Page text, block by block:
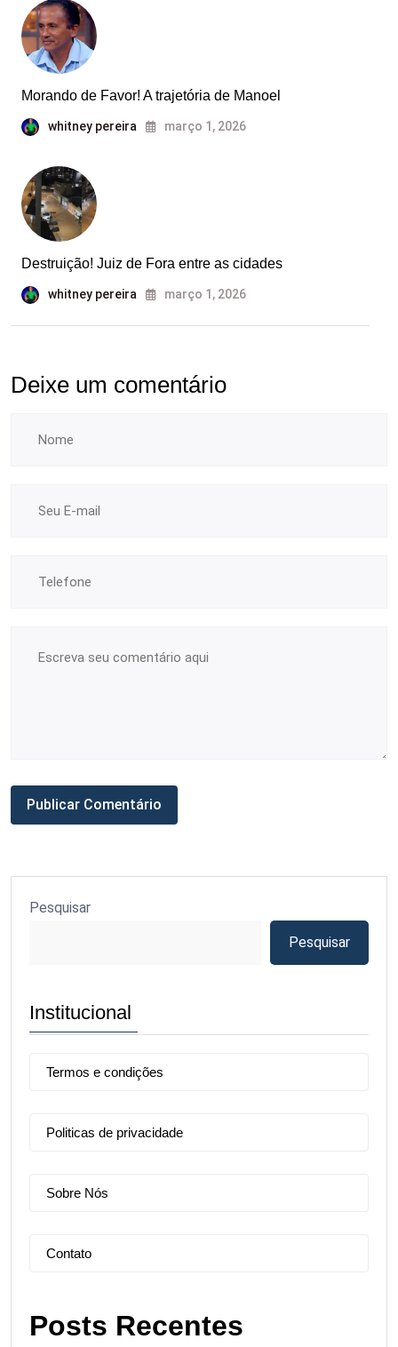
Morando de Favor! A trajetória de Manoel
whitney pereira março 1, 2026
Destruição! Juiz de Fora entre as cidades
whitney pereira março 1, 2026
Deixe um comentário
Pesquisar
Pesquisar
Institucional
Termos e condições
Politicas de privacidade
Sobre Nós
Contato
Posts Recentes